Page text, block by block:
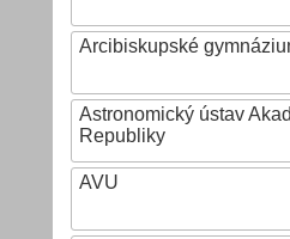
Arcibiskupské
Astronomický ústav
Republiky
AVU